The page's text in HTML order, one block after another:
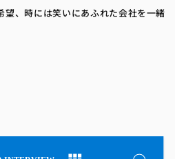
望、時には笑いにあふれた会社を一緒